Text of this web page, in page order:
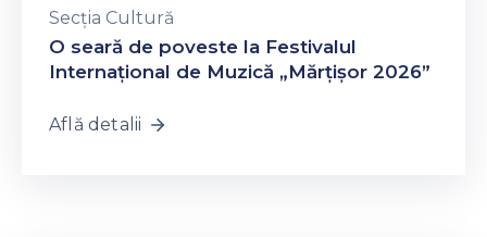
Secția Cultură
O seară de poveste la Festivalul
Internațional de Muzică „Mărțișor 2026”
Află detalii